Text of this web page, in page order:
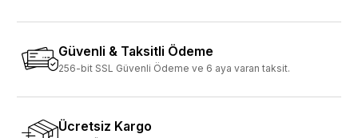
Güvenli & Taksitli Ödeme
256-bit SSL Güvenli Ödeme ve 6 aya varan taksit.
Ücretsiz Kargo